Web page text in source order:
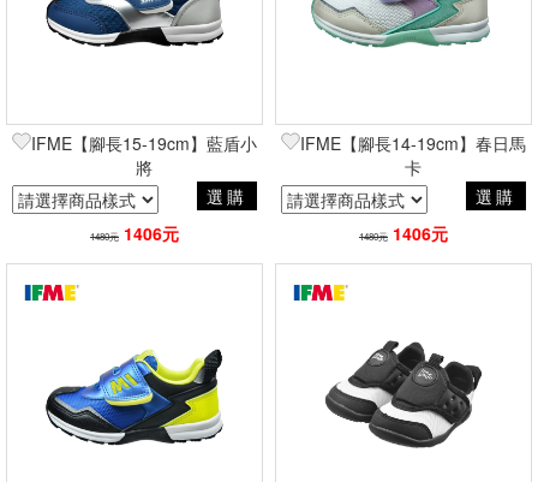
IFME【腳長15-19cm】藍盾小
將
選購
1480元 1406元
IFME【腳長14-19cm】春日馬
卡
選購
1480元 1406元